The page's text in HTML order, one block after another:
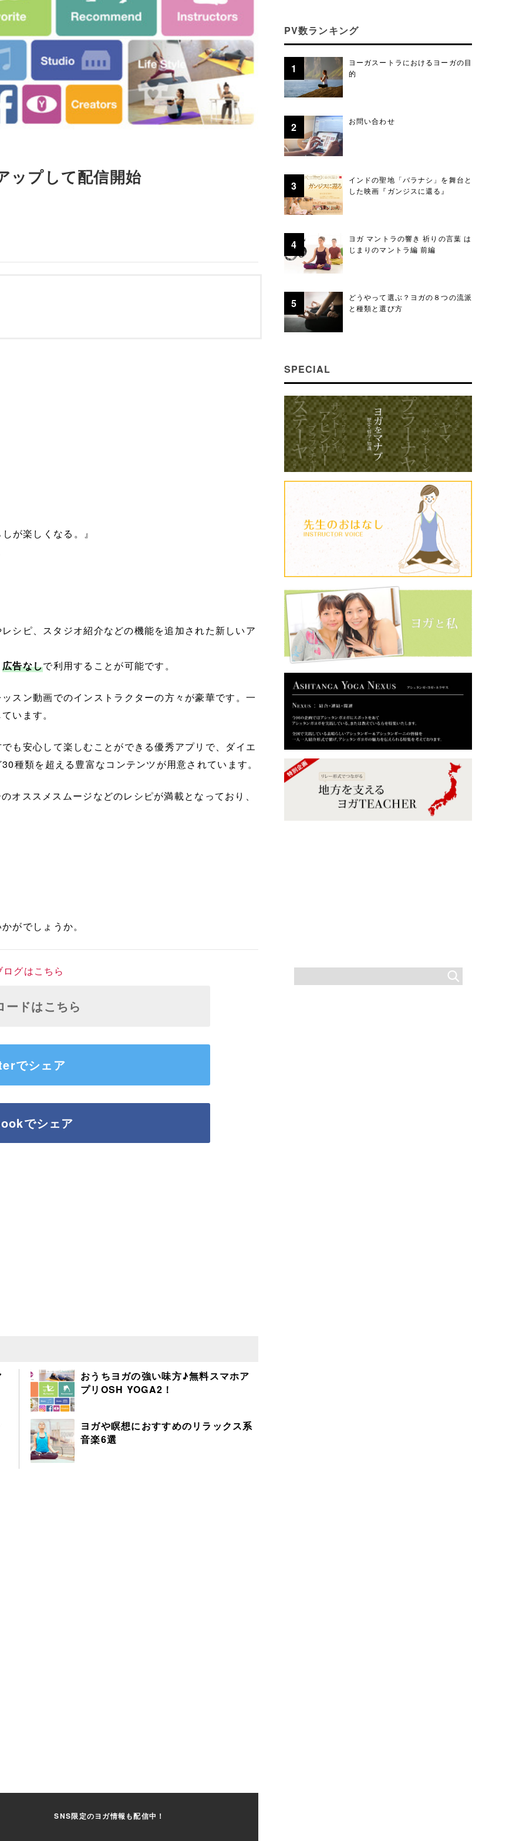
ップして配信開始
が楽しくなる。』
シピ、スタジオ紹介などの機能を追加された新しいア
広告なしで利用することが可能です。
スン動画でのインストラクターの方々が豪華です。一
います。
も安心して楽しむことができる優秀アプリで、ダイエ
種類を超える豊富なコンテンツが用意されています。
ススメスムージなどのレシピが満載となっており、
がでしょうか。
グはこちら
ードはこちら
でシェア
でシェア
おうちヨガの強い味方♪無料スマホア
プリOSH YOGA2！
ヨガや瞑想におすすめのリラックス系
音楽6選
SNS限定のヨガ情報も配信中！
PV数ランキング
ヨーガスートラにおけるヨーガの目
的
お問い合わせ
インドの聖地「バラナシ」を舞台と
した映画『ガンジスに還る』
ヨガ マントラの響き 祈りの言葉 は
じまりのマントラ編 前編
どうやって選ぶ？ヨガの８つの流派
と種類と選び方
SPECIAL